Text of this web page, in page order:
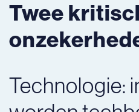
Twee
Technologie: